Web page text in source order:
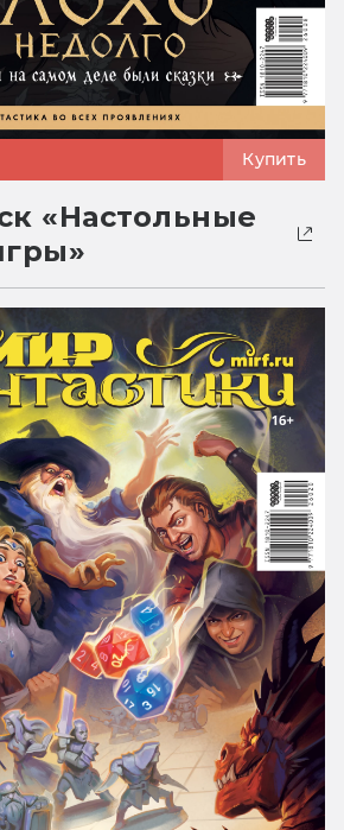
Купить
«Настольные